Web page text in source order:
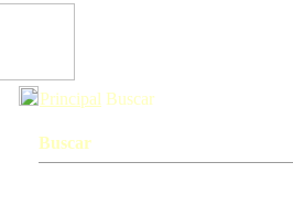
Principal Buscar
Buscar